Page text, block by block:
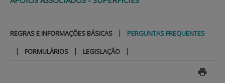
REGRAS E INFORMAÇÕES BÁSICAS | PERGUNTAS FREQUENTES
| FORMULÁRIOS | LEGISLAÇÃO |